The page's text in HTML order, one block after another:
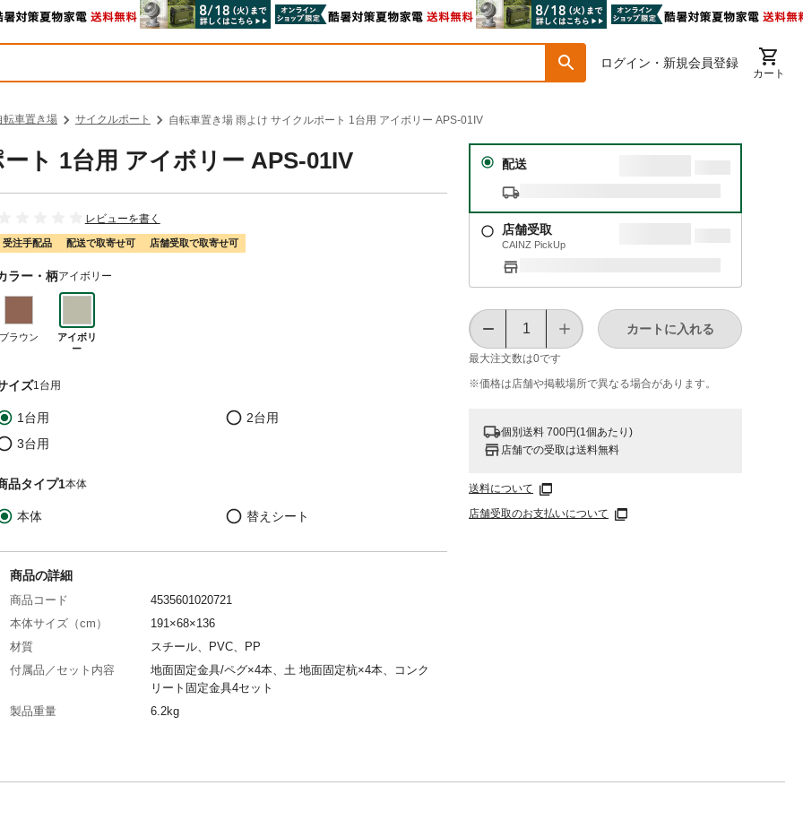
ログイン・新規会員登録
カート
転車置き場 サイクルポート 自転車置き場 雨よけ サイクルポート 1台用 アイボリー APS-01IV
ト 1台用 アイボリー APS-01IV
レビューを書く
受注手配品 配送で取寄せ可 店舗受取で取寄せ可
ラー・柄アイボリー
ブラウン
アイボリ
ー
イズ1台用
1台用
2台用
3台用
品タイプ1本体
本体 替えシート
配送
店舗受取
CAINZ PickUp
最大注文数は0です
カートに入れる
※価格は​店舗や​掲載場所で​異なる​場合が​あります。
個別送料 700円(1個あたり)
店舗での受取は送料無料
送料について
店舗受取のお支払いについて
商品の詳細
商品コード
4535601020721
本体サイズ（cm）
191×68×136
材質
スチール、PVC、PP
付属品／セット内容
地面固定金具/ペグ×4本、土 地面固定杭×4本、コンク
リート固定金具4セット
製品重量
6.2kg